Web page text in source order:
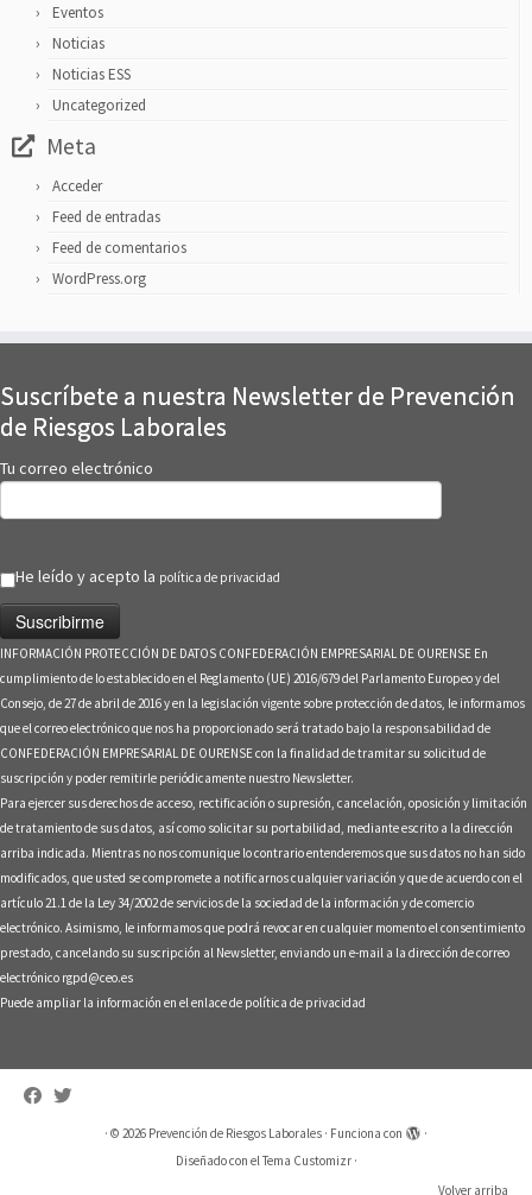
Eventos
Noticias
Noticias ESS
Uncategorized
Meta
Acceder
Feed de entradas
Feed de comentarios
WordPress.org
Suscríbete a nuestra Newsletter de Prevención
de Riesgos Laborales
Tu correo electrónico
He leído y acepto la política de privacidad
INFORMACIÓN PROTECCIÓN DE DATOS CONFEDERACIÓN EMPRESARIAL DE OURENSE En
cumplimiento de lo establecido en el Reglamento (UE) 2016/679 del Parlamento Europeo y del
Consejo, de 27 de abril de 2016 y en la legislación vigente sobre protección de datos, le informamos
que el correo electrónico que nos ha proporcionado será tratado bajo la responsabilidad de
CONFEDERACIÓN EMPRESARIAL DE OURENSE con la finalidad de tramitar su solicitud de
suscripción y poder remitirle periódicamente nuestro Newsletter.
Para ejercer sus derechos de acceso, rectificación o supresión, cancelación, oposición y limitación
de tratamiento de sus datos, así como solicitar su portabilidad, mediante escrito a la dirección
arriba indicada. Mientras no nos comunique lo contrario entenderemos que sus datos no han sido
modificados, que usted se compromete a notificarnos cualquier variación y que de acuerdo con el
artículo 21.1 de la Ley 34/2002 de servicios de la sociedad de la información y de comercio
electrónico. Asimismo, le informamos que podrá revocar en cualquier momento el consentimiento
prestado, cancelando su suscripción al Newsletter, enviando un e-mail a la dirección de correo
electrónico rgpd@ceo.es
Puede ampliar la información en el enlace de política de privacidad
· © 2026 Prevención de Riesgos Laborales · Funciona con
·
Diseñado con elTema Customizr·
Volver arriba